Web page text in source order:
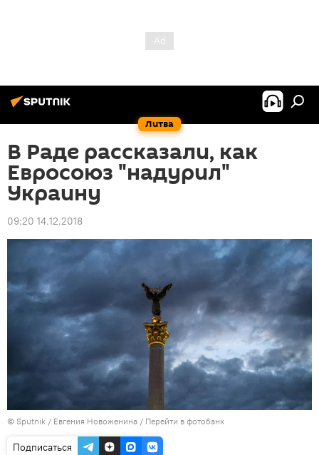
Литва
В Раде рассказали, как
Евросоюз "надурил"
Украину
09:20 14.12.2018
© Sputnik / Евгения Новоженина / Перейти в фотобанк
Подписаться